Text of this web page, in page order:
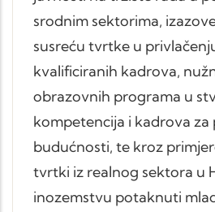
srodnim sektorima,
susreću tvrtke u
kvalificiranih kadrova,
obrazovnih programa u
kompetencija i kadrova
budućnosti, te kroz
tvrtki iz realnog sektora u
inozemstvu potaknuti